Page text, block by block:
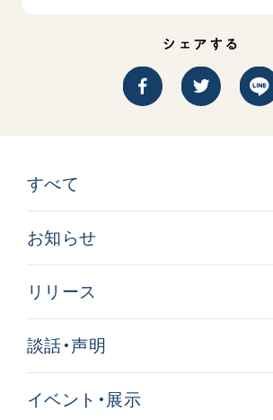
シェアする
すべて
お知らせ
リリース
談話・声明
イベント・展示